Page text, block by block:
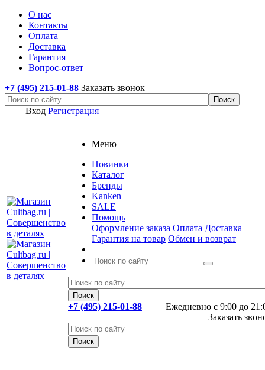
О нас
Контакты
Оплата
Доставка
Гарантия
Вопрос-ответ
+7 (495) 215-01-88 Заказать звонок
Вход Регистрация
Меню
Новинки
Каталог
Бренды
Kanken
SALE
Помощь
Оформление заказа Оплата Доставка
Гарантия на товар Обмен и возврат
Ежедневно с 9:00 до
+7 (495) 215-01-88
Заказать